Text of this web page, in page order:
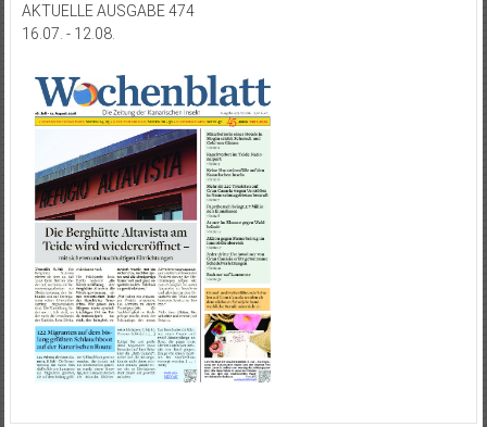
AKTUELLE AUSGABE 474
16.07. - 12.08.